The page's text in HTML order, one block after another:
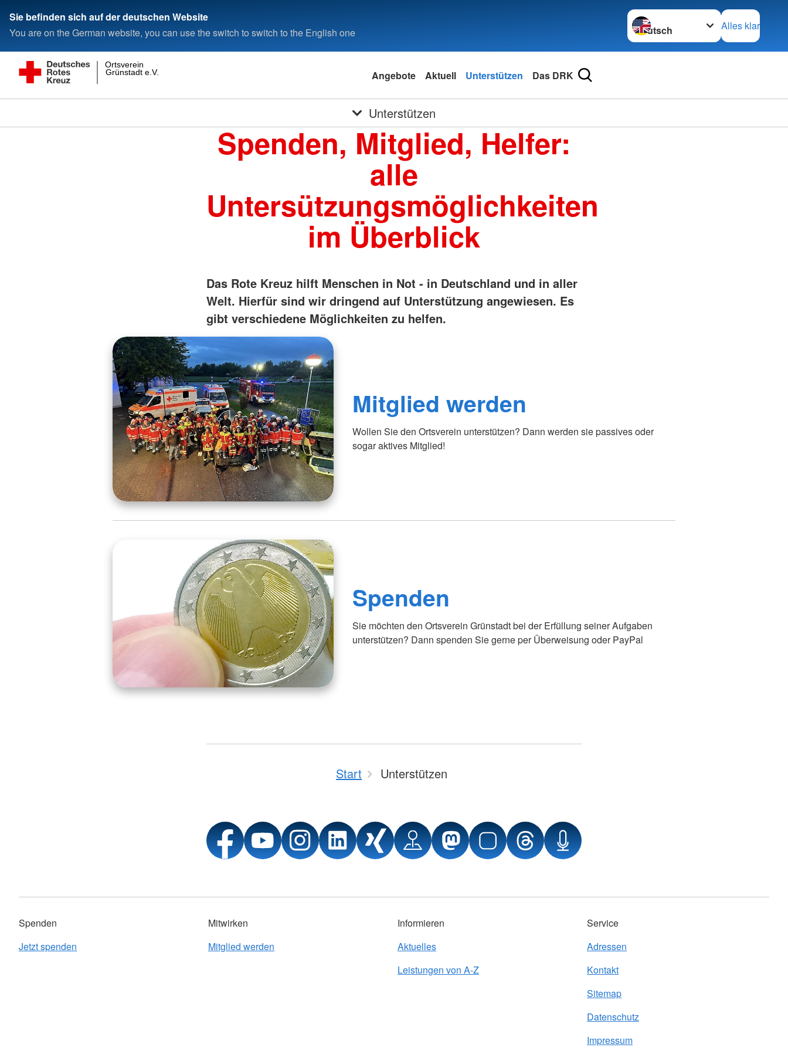
Sie befinden sich auf der deutschen Website
You are on the German website, you can use the switch to switch to the English one
Sprache wechseln zu
Alles klar
Grünstadt e.V.
Ortsverein
Angebote Aktuell Unterstützen Das DRK
Unterstützen
Spenden, Mitglied, Helfer:
alle
Untersützungsmöglichkeiten
im Überblick
Das Rote Kreuz hilft Menschen in Not - in Deutschland und in aller
Welt. Hierfür sind wir dringend auf Unterstützung angewiesen. Es
gibt verschiedene Möglichkeiten zu helfen.
Mitglied werden
Wollen Sie den Ortsverein unterstützen? Dann werden sie passives oder
sogar aktives Mitglied!
Spenden
Sie möchten den Ortsverein Grünstadt bei der Erfüllung seiner Aufgaben
unterstützen? Dann spenden Sie gerne per Überweisung oder PayPal
Start Unterstützen
Spenden
Jetzt spenden
Mitwirken
Mitglied werden
Informieren
Aktuelles
Leistungen von A-Z
Service
Adressen
Kontakt
Sitemap
Datenschutz
Impressum